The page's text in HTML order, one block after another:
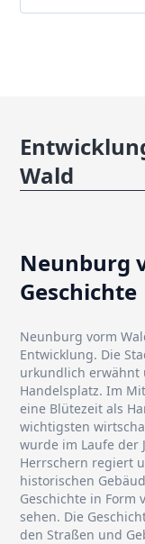
Wald
Neunburg
Geschichte
Neunburg vorm
Entwicklung. Die
urkundlich erwähnt
Handelsplatz. Im
eine Blütezeit als
wichtigsten
wurde im Laufe der
Herrschern regiert
historischen
Geschichte in Form
sehen. Die
den Straßen und